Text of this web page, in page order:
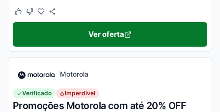
Este cupom funcionou
Este cupom não funcionou
Ver oferta
Motorola
Verificado Imperdível
Promoções Motorola com até 20% OFF